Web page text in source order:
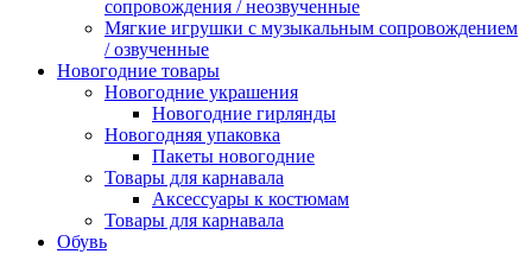
сопровождения / неозвученные
Мягкие игрушки с музыкальным сопровождением
/ озвученные
Новогодние товары
Новогодние украшения
Новогодние гирлянды
Новогодняя упаковка
Пакеты новогодние
Товары для карнавала
Аксессуары к костюмам
Товары для карнавала
Обувь